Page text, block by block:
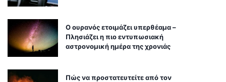
Ο ουρανός ετοιμάζει υπερθέαμα –
Πλησιάζει η πιο εντυπωσιακή
αστρονομική ημέρα της χρονιάς
Πώς να προστατευτείτε από τον